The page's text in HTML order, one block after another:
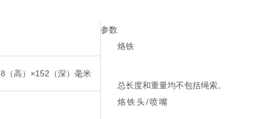
参数
（高）×152（深）毫米
烙铁
总长度和重量均不包括绳索。
烙铁头/喷嘴